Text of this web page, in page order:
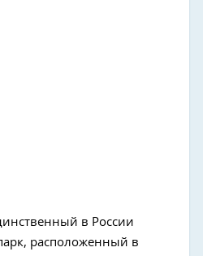
в России
расположенный в